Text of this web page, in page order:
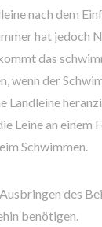
nach dem
hat jedoch
das
wenn der
Landleine
an einem
Schwimmen.
des
benötigen.